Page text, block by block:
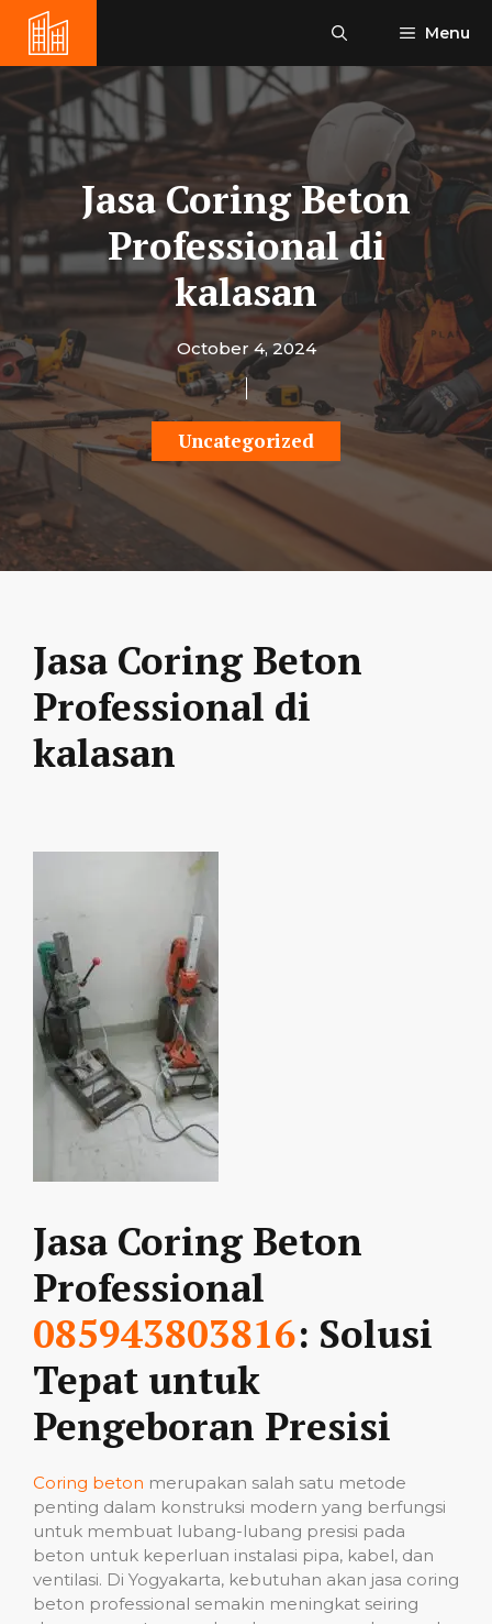
content
Menu
Jasa Coring Beton
Professional di
kalasan
October 4, 2024
Uncategorized
Jasa Coring Beton
Professional di
kalasan
Jasa Coring Beton
Professional
085943803816: Solusi
Tepat untuk
Pengeboran Presisi
Coring beton merupakan salah satu metode
penting dalam konstruksi modern yang berfungsi
untuk membuat lubang-lubang presisi pada
beton untuk keperluan instalasi pipa, kabel, dan
ventilasi. Di Yogyakarta, kebutuhan akan jasa coring
beton professional semakin meningkat seiring